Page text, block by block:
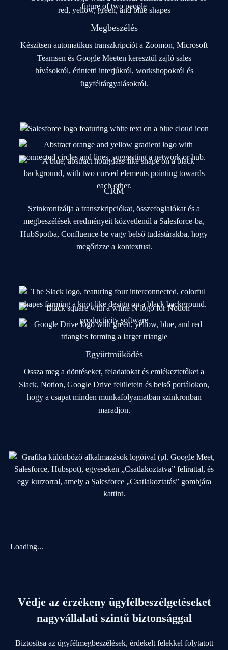
Megbeszélés
Készítsen automatikus transzkripciót a Zoomon, Microsoft
Teamsen és Google Meeten keresztül zajló sales
hívásokról, érintetti interjúkról, workshopokról és
ügyféltárgyalásokról.
CRM
Szinkronizálja a transzkripciókat, összefoglalókat és a
megbeszélések eredményeit közvetlenül a Salesforce-ba,
HubSpotba, Confluence-be vagy belső tudástárakba, hogy
megőrizze a kontextust.
Együttműködés
Ossza meg a döntéseket, feladatokat és emlékeztetőket a
Slack, Notion, Google Drive felületein és belső portálokon,
hogy a csapat minden munkafolyamatban szinkronban
maradjon.
Loading...
Védje az érzékeny ügyfélbeszélgetéseket
nagyvállalati szintű biztonsággal
Biztosítsa az ügyfélmegbeszélések, érdekelt felekkel folytatott